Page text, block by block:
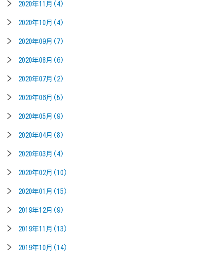
2020年11月(4)
2020年10月(4)
2020年09月(7)
2020年08月(6)
2020年07月(2)
2020年06月(5)
2020年05月(9)
2020年04月(8)
2020年03月(4)
2020年02月(10)
2020年01月(15)
2019年12月(9)
2019年11月(13)
2019年10月(14)